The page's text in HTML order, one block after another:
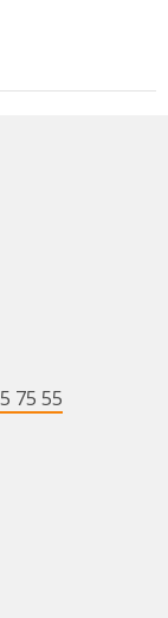
75 55